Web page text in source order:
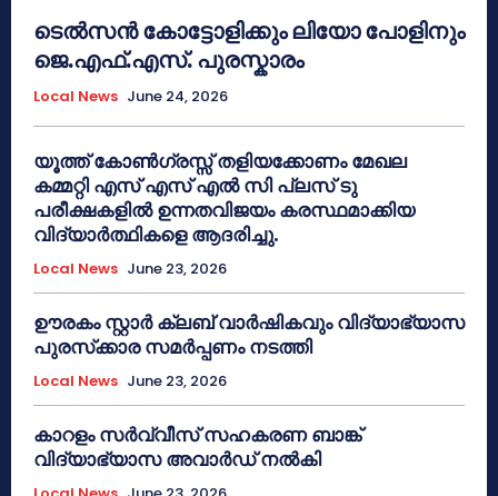
ടെൽസൻ കോട്ടോളിക്കും ലിയോ പോളിനും
ജെ.എഫ്.എസ്. പുരസ്കാരം
Local News June 24, 2026
യൂത്ത് കോൺഗ്രസ്സ് തളിയക്കോണം മേഖല
കമ്മറ്റി എസ് എസ് എൽ സി പ്ലസ് ടു
പരീക്ഷകളിൽ ഉന്നതവിജയം കരസ്ഥമാക്കിയ
വിദ്യാർത്ഥികളെ ആദരിച്ചു.
Local News June 23, 2026
ഊരകം സ്റ്റാർ ക്ലബ് വാർഷികവും വിദ്യാഭ്യാസ
പുരസ്‌ക്കാര സമർപ്പണം നടത്തി
Local News June 23, 2026
കാറളം സർവ്വീസ് സഹകരണ ബാങ്ക്
വിദ്യാഭ്യാസ അവാർഡ് നൽകി